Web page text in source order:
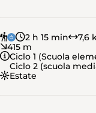
2 h 15 min 7,6
415 m
Ciclo 1 (Scuola
Ciclo 2 (scuola
Estate